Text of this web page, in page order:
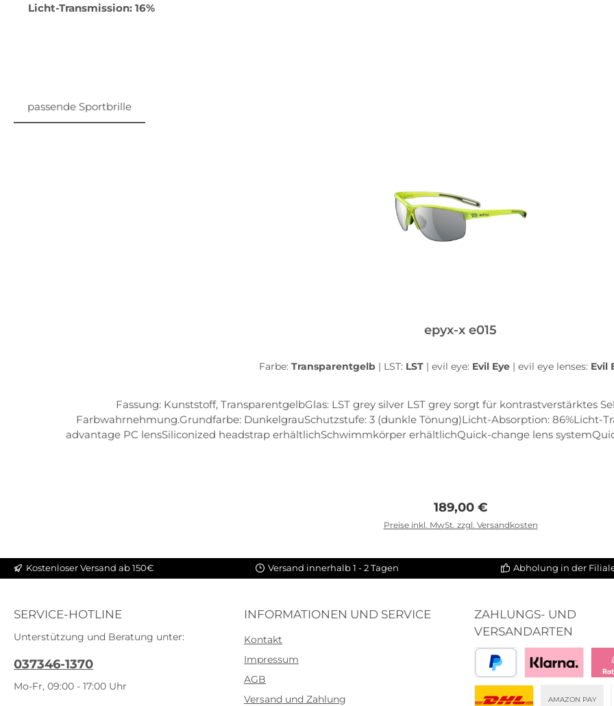
Licht-Transmission: 16%
passende Sportbrille
epyx-x e015
Farbe: Transparentgelb | LST: LST | evil eye: Evil Eye | evil eye lenses: Evil
Fassung: Kunststoff, TransparentgelbGlas: LST grey silver LST grey sorgt für kontrastverstärktes
Farbwahrnehmung.Grundfarbe: DunkelgrauSchutzstufe: 3 (dunkle Tönung)Licht-Absorption: 86%Licht-
advantage PC lensSiliconized headstrap erhältlichSchwimmkörper erhältlichQuick-change lens
Regulärer Preis:
189,00 €
Preise inkl. MwSt. zzgl. Versandkosten
Kostenloser Versand ab 150€ Versand innerhalb 1 - 2 Tagen Abholung in der
SERVICE-HOTLINE
Unterstützung und Beratung unter:
037346-1370
Mo-Fr, 09:00 - 17:00 Uhr
INFORMATIONEN UND SERVICE
Kontakt
Impressum
AGB
Versand und Zahlung
ZAHLUNGS- UND
VERSANDARTEN
AMAZON PAY
PayPal Bezahlen mit Klarna